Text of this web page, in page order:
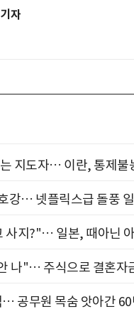
자
지도자… 이란, 통제불
강… 넷플릭스급 돌풍
사지?"… 일본, 때아닌
나"… 주식으로 결혼자
공무원 목숨 앗아간 60